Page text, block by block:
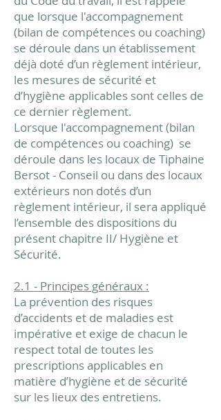
que lorsque l'accompagnement
(bilan de compétences ou coaching)
se déroule dans un établissement
déjà doté d’un règlement intérieur,
les mesures de sécurité et
d’hygiène applicables sont celles de
ce dernier règlement.
Lorsque l'accompagnement (bilan
de compétences ou coaching) se
déroule dans les locaux de Tiphaine
Bersot - Conseil ou dans des locaux
extérieurs non dotés d’un
règlement intérieur, il sera appliqué
l’ensemble des dispositions du
présent chapitre II/ Hygiène et
Sécurité.
2.1 - Principes généraux :
La prévention des risques
d’accidents et de maladies est
impérative et exige de chacun le
respect total de toutes les
prescriptions applicables en
matière d’hygiène et de sécurité
sur les lieux des entretiens.​